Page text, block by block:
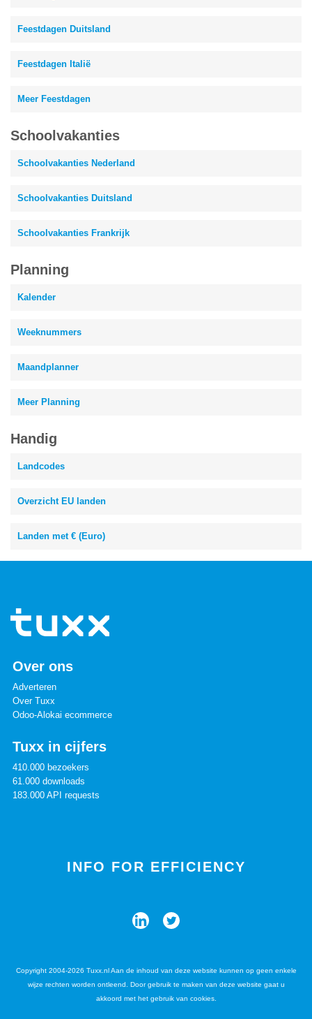
Feestdagen Duitsland
Feestdagen Italië
Meer Feestdagen
Schoolvakanties
Schoolvakanties Nederland
Schoolvakanties Duitsland
Schoolvakanties Frankrijk
Planning
Kalender
Weeknummers
Maandplanner
Meer Planning
Handig
Landcodes
Overzicht EU landen
Landen met € (Euro)
Over ons
Adverteren
Over Tuxx
Odoo-Alokai ecommerce
Tuxx in cijfers
410.000 bezoekers
61.000 downloads
183.000 API requests
INFO FOR EFFICIENCY
Copyright 2004-2026 Tuxx.nl Aan de inhoud van deze website kunnen op geen enkele
wijze rechten worden ontleend. Door gebruik te maken van deze website gaat u
akkoord met het gebruik van cookies.